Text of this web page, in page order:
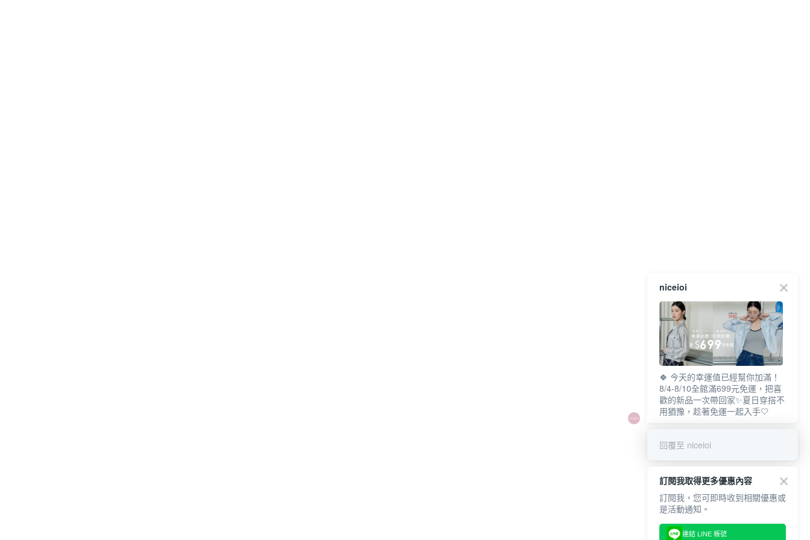
niceioi
🍀 今天的幸運值已經幫你加滿！
8/4-8/10全館滿699元免運，把喜
歡的新品一次帶回家✨夏日穿搭不
用猶豫，趁著免運一起入手🤍
回覆至 niceioi
訂閱我取得更多優惠內容
訂閱我，您可即時收到相關優惠或
是活動通知。
連結 LINE 帳號